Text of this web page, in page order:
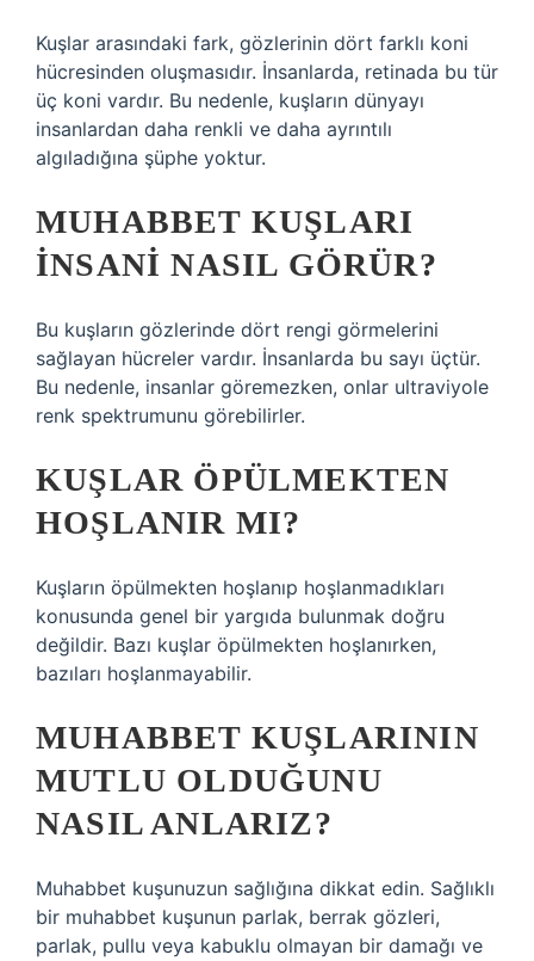
Kuşlar arasındaki fark, gözlerinin dört farklı koni
hücresinden oluşmasıdır. İnsanlarda, retinada bu tür
üç koni vardır. Bu nedenle, kuşların dünyayı
insanlardan daha renkli ve daha ayrıntılı
algıladığına şüphe yoktur.
MUHABBET KUŞLARI
INSANI NASIL GÖRÜR?
Bu kuşların gözlerinde dört rengi görmelerini
sağlayan hücreler vardır. İnsanlarda bu sayı üçtür.
Bu nedenle, insanlar göremezken, onlar ultraviyole
renk spektrumunu görebilirler.
KUŞLAR ÖPÜLMEKTEN
HOŞLANIR MI?
Kuşların öpülmekten hoşlanıp hoşlanmadıkları
konusunda genel bir yargıda bulunmak doğru
değildir. Bazı kuşlar öpülmekten hoşlanırken,
bazıları hoşlanmayabilir.
MUHABBET KUŞLARININ
MUTLU OLDUĞUNU
NASIL ANLARIZ?
Muhabbet kuşunuzun sağlığına dikkat edin. Sağlıklı
bir muhabbet kuşunun parlak, berrak gözleri,
parlak, pullu veya kabuklu olmayan bir damağı ve